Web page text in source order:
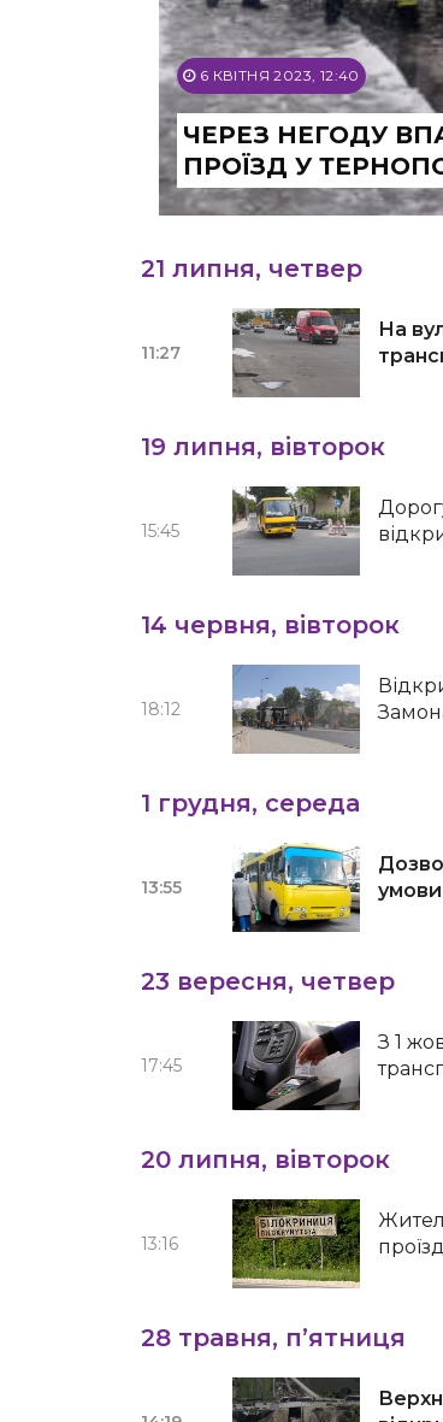
6 КВІТНЯ 2023, 12:40
ЧЕРЕЗ НЕГОДУ
ПРОЇЗД У
21 липня, четвер
11:27
На
19 липня, вівторок
15:45
14 червня, вівторок
18:12
1 грудня, середа
13:55
23 вересня, четвер
17:45
З 1
20 липня, вівторок
13:16
28 травня, п’ятниця